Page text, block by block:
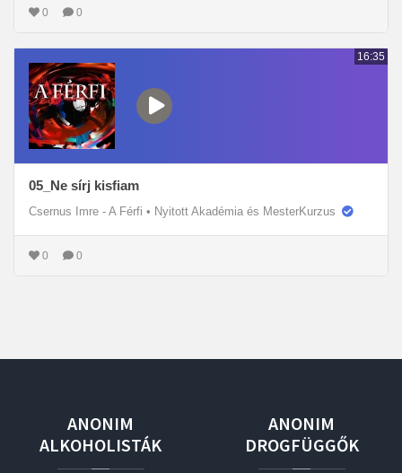
0 0
16:35
05_Ne sírj kisfiam
Csernus Imre - A Férfi • Nyitott Akadémia és MesterKurzus
0 0
ANONIM
ALKOHOLISTÁK
ANONIM
DROGFÜGGŐK